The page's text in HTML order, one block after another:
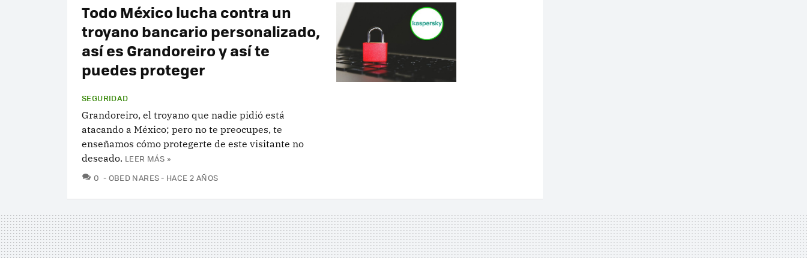
Todo México lucha contra un
troyano bancario personalizado,
así es Grandoreiro y así te
puedes proteger
SEGURIDAD
Grandoreiro, el troyano que nadie pidió está
atacando a México; pero no te preocupes, te
enseñamos cómo protegerte de este visitante no
deseado. LEER MÁS »
0 COMENTARIOS
OBED NARES HACE 2 AÑOS